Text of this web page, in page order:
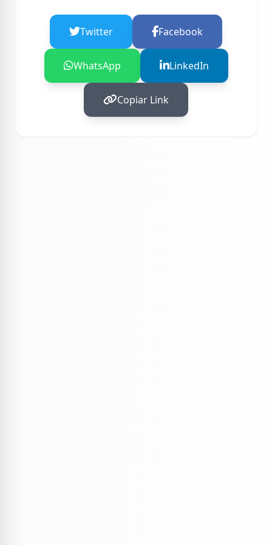
Twitter Facebook
WhatsApp LinkedIn
Copiar Link